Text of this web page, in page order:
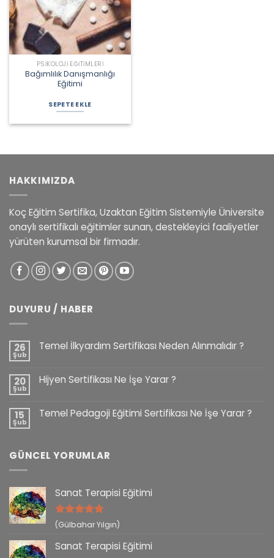
PSIKOLOJI EĞITIMLERI
Bağımlılık Danışmanlığı
Eğitimi
fiyat:
4.275,00 ₺.
andaki
fiyat:
2.385,00 ₺.
SEPETE EKLE
HAKKIMIZDA
Koç Eğitim Sertifika, Uzaktan Eğitim Sistemiyle Üniversite
onaylı sertifikalı eğitimler sunan, destekleyici faaliyetler
yürüten kurumsal bir firmadır.
DUYURU / HABER
26
Şub
Temel İlkyardım Sertifikası Neden Alınmalıdır ?
20
Şub
Hijyen Sertifikası Ne İşe Yarar ?
15
Şub
Temel Pedagoji Eğitimi Sertifikası Ne İşe Yarar ?
GÜNCEL YORUMLAR
Sanat Terapisi Eğitimi
5 üzerinden
(Gülbahar Yılgın)
Sanat Terapisi Eğitimi